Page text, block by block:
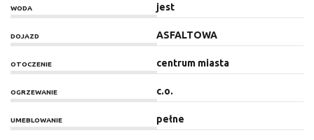
WODA jest
DOJAZD ASFALTOWA
OTOCZENIE centrum miasta
OGRZEWANIE c.o.
UMEBLOWANIE pełne